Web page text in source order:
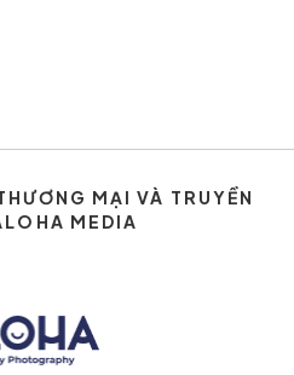
MẠI VÀ TRUYỀN
MEDIA